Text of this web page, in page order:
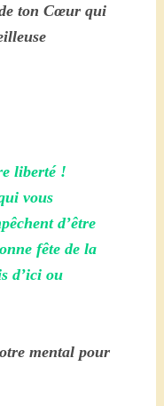
ton Cœur qui
liberté !
vous
d’être
fête de la
d’ici ou
mental pour